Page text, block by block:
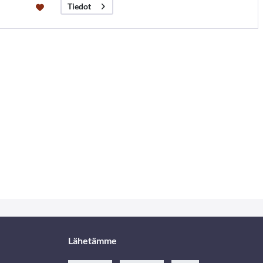
Tiedot
Lähetämme